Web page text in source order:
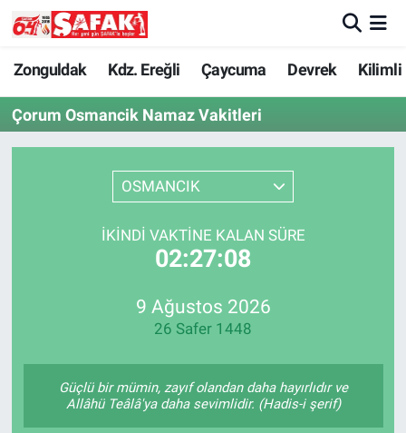
Zonguldak Kdz. Ereğli Çaycuma Devrek Kilimli
Çorum Osmancik Namaz Vakitleri
OSMANCIK
İKINDI VAKTINE KALAN SÜRE
02:27:08
9 Ağustos 2026
26 Safer 1448
Güçlü bir mümin, zayıf olandan daha hayırlıdır ve
Allâhü Teâlâ'ya daha sevimlidir. (Hadis-i şerif)
Zonguldak
Kdz. Ereğli
Resmi İlan
Zonguldak Nöbetçi Eczaneler
Zonguldak Hava Durumu
Zonguldak Trafik Yoğunluk Haritası
Süper Lig Puan Durumu ve Fikstür
Tüm Manşetler
Haber Arşivi